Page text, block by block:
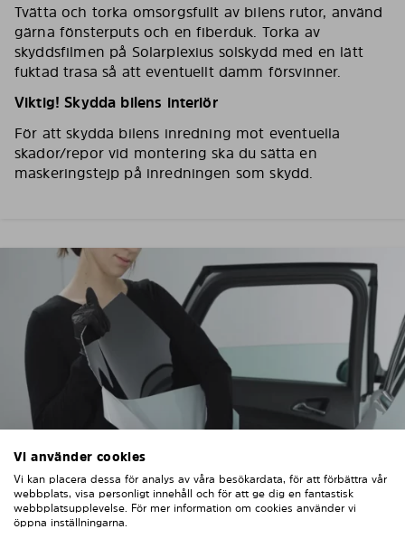
Tvätta och torka omsorgsfullt av bilens rutor, använd
gärna fönsterputs och en fiberduk. Torka av
skyddsfilmen på Solarplexius solskydd med en lätt
fuktad trasa så att eventuellt damm försvinner.
Viktig! Skydda bilens interiör
För att skydda bilens inredning mot eventuella
skador/repor vid montering ska du sätta en
maskeringstejp på inredningen som skydd.
3. TA BORT SKYDDSFILMEN
Vi använder cookies
Vi kan placera dessa för analys av våra besökardata, för att förbättra vår
webbplats, visa personligt innehåll och för att ge dig en fantastisk
webbplatsupplevelse. För mer information om cookies använder vi
öppna inställningarna.